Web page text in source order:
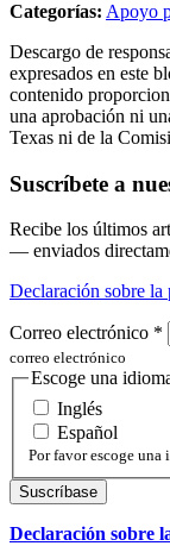
Categorías: Apoyo
Descargo de
expresados en este
contenido
una aprobación ni
Texas ni de la
Suscríbete a
Recibe los últimos
— enviados
Declaración sobre
Correo electrónico *
correo electrónico
Escoge una
Inglés
Español
Por favor escoge una
Declaración sobre